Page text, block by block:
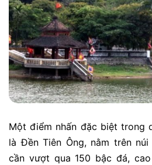
Một điểm nhấn đặc biệt trong
là Đền Tiên Ông, nằm trên
cần vượt qua 150 bậc đá,